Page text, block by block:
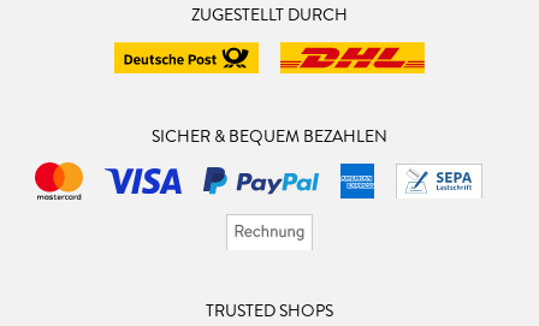
ZUGESTELLT DURCH
SICHER & BEQUEM BEZAHLEN
TRUSTED SHOPS